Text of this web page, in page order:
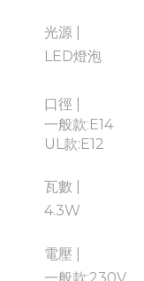
光源 |
LED燈泡
口徑
一般款:E14
UL款:E12
瓦數 |
4.3W
電壓 |